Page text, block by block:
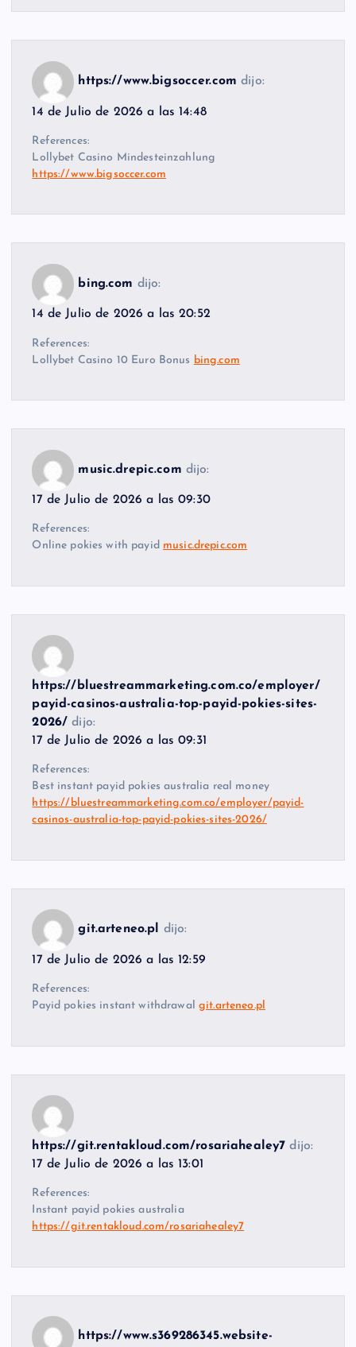
https://www.bigsoccer.com dijo:
14 de Julio de 2026 a las 14:48
References:
Lollybet Casino Mindesteinzahlung
https://www.bigsoccer.com
bing.com dijo:
14 de Julio de 2026 a las 20:52
References:
Lollybet Casino 10 Euro Bonus bing.com
music.drepic.com dijo:
17 de Julio de 2026 a las 09:30
References:
Online pokies with payid music.drepic.com
https://bluestreammarketing.com.co/employer/
payid-casinos-australia-top-payid-pokies-sites-
2026/ dijo:
17 de Julio de 2026 a las 09:31
References:
Best instant payid pokies australia real money
https://bluestreammarketing.com.co/employer/payid-
casinos-australia-top-payid-pokies-sites-2026/
git.arteneo.pl dijo:
17 de Julio de 2026 a las 12:59
References:
Payid pokies instant withdrawal git.arteneo.pl
https://git.rentakloud.com/rosariahealey7 dijo:
17 de Julio de 2026 a las 13:01
References:
Instant payid pokies australia
https://git.rentakloud.com/rosariahealey7
https://www.s369286345.website-